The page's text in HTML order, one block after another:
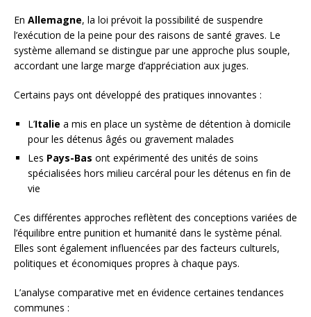
En Allemagne, la loi prévoit la possibilité de suspendre
l’exécution de la peine pour des raisons de santé graves. Le
système allemand se distingue par une approche plus souple,
accordant une large marge d’appréciation aux juges.
Certains pays ont développé des pratiques innovantes :
L’Italie a mis en place un système de détention à domicile
pour les détenus âgés ou gravement malades
Les Pays-Bas ont expérimenté des unités de soins
spécialisées hors milieu carcéral pour les détenus en fin de
vie
Ces différentes approches reflètent des conceptions variées de
l’équilibre entre punition et humanité dans le système pénal.
Elles sont également influencées par des facteurs culturels,
politiques et économiques propres à chaque pays.
L’analyse comparative met en évidence certaines tendances
communes :